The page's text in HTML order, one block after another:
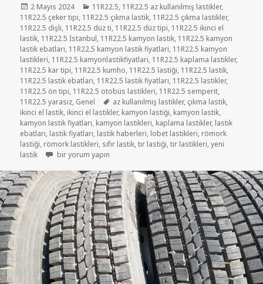
Yayın
tarihi
2 Mayıs 2024 Kategoriler
11R22.5, 11R22.5 az kullanılmış lastikler,
11R22.5 çeker tipi, 11R22.5 çıkma lastik, 11R22.5 çıkma lastikler,
11R22.5 dişli, 11R22.5 düz ti, 11R22.5 düz tipi, 11R22.5 ikinci el
lastik, 11R22.5 İstanbul, 11R22.5 kamyon lastik, 11R22.5 kamyon
lastik ebatları, 11R22.5 kamyon lastik fiyatlari, 11R22.5 kamyon
lastikleri, 11R22.5 kamyonlastikfiyatlari, 11R22.5 kaplama lastikler,
11R22.5 kar tipi, 11R22.5 kumho, 11R22.5 lastiği, 11R22.5 lastik,
11R22.5 lastik ebatları, 11R22.5 lastik fiyatları, 11R22.5 lastikler,
11R22.5 ön tipi, 11R22.5 otobüs lastikleri, 11R22.5 semperit,
11R22.5 yarasız, Genel Etiketler
az kullanılmış lastikler, çıkma lastik,
ikinci el lastik, ikinci el lastikler, kamyon lastiği, kamyon lastik,
kamyon lastik fiyatları, kamyon lastikleri, kaplama lastikler, lastik
ebatları, lastik fiyatları, lastik haberleri, lobet lastikleri, römork
lastiği, römork lastikleri, sıfır lastik,tır lastiği,tır lastikleri,yeni
lastik
11-R22.5 İKİNCİ EL ÇIKMA DİNGİLLİK LASTİKLER için
bir yorum yapın